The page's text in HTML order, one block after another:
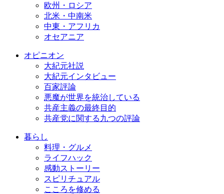
欧州・ロシア
北米・中南米
中東・アフリカ
オセアニア
オピニオン
大紀元社説
大紀元インタビュー
百家評論
悪魔が世界を統治している
共産主義の最終目的
共産党に関する九つの評論
暮らし
料理・グルメ
ライフハック
感動ストーリー
スピリチュアル
こころを修める